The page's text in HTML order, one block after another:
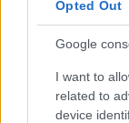
Opted Out
Google
I want to
related to
device
Serve una
giovani
assistenza